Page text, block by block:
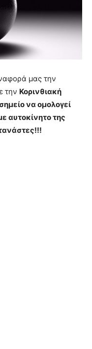
μας την
την Κορινθιακή
να ομολογεί
αυτοκίνητο της